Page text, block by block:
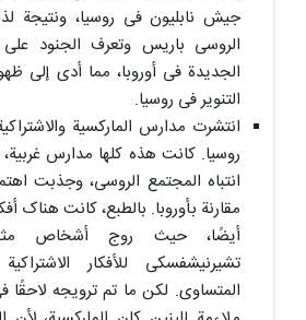
جیش نابلیون فی روسیا، ونتیجة
الروسی باریس وتعرف الجنود على
الجدیدة فی أوروبا، مما أدى إلى
التنویر فی روسیا.
انتشرت مدارس المارکسیة
روسیا. کانت هذه کلها مدارس
انتباه المجتمع الروسی، وجذبت
مقارنة بأوروبا. بالطبع، کانت هناک
أیضًا، حیث روج أشخاص
تشیرنیشفسکی للأفکار
المتساوی. لکن ما تم ترویجه لاحقًا